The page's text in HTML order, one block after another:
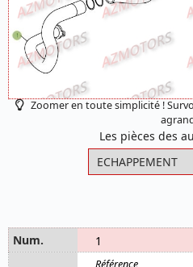
Zoomer en toute simplicité !
Les pièces des
1